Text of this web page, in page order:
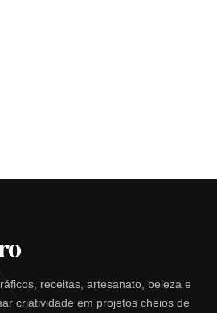
receitas, artesanato, beleza e
criatividade em projetos cheios de